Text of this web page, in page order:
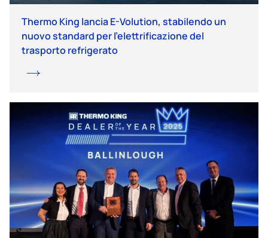
Thermo King lancia E-Volution, stabilendo un
nuovo standard per l’elettrificazione del
trasporto refrigerato